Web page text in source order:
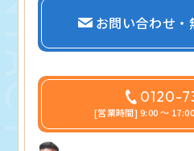
お問い合わせ・
0120-
[営業時間] 9:00 〜